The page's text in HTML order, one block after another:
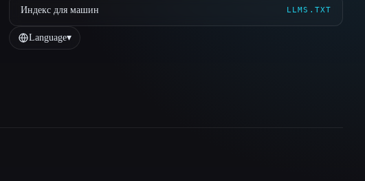
Индекс для машин LLMS.TXT
Language▾